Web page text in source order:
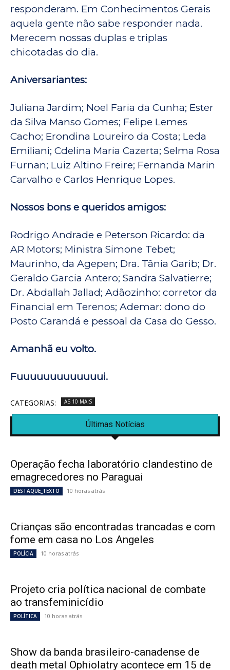
responderam. Em Conhecimentos Gerais
aquela gente não sabe responder nada.
Merecem nossas duplas e triplas
chicotadas do dia.
Aniversariantes:
Juliana Jardim; Noel Faria da Cunha; Ester
da Silva Manso Gomes; Felipe Lemes
Cacho; Erondina Loureiro da Costa; Leda
Emiliani; Cdelina Maria Cazerta; Selma Rosa
Furnan; Luiz Altino Freire; Fernanda Marin
Carvalho e Carlos Henrique Lopes.
Nossos bons e queridos amigos:
Rodrigo Andrade e Peterson Ricardo: da
AR Motors; Ministra Simone Tebet;
Maurinho, da Agepen; Dra. Tânia Garib; Dr.
Geraldo Garcia Antero; Sandra Salvatierre;
Dr. Abdallah Jallad; Adãozinho: corretor da
Financial em Terenos; Ademar: dono do
Posto Carandá e pessoal da Casa do Gesso.
Amanhã eu volto.
Fuuuuuuuuuuuuui.
CATEGORIAS: AS 10 MAIS
Últimas Notícias
Operação fecha laboratório clandestino de
emagrecedores no Paraguai
DESTAQUE_TEXTO 10 horas atrás
Crianças são encontradas trancadas e com
fome em casa no Los Angeles
POLÍCIA 10 horas atrás
Projeto cria política nacional de combate
ao transfeminicídio
POLÍTICA 10 horas atrás
Show da banda brasileiro-canadense de
death metal Ophiolatry acontece em 15 de